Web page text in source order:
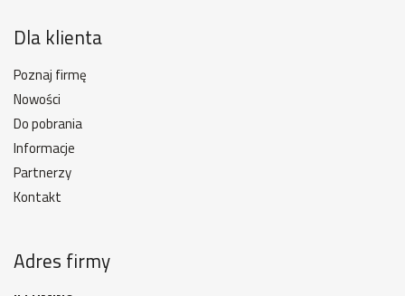
Dla klienta
Poznaj firmę
Nowości
Do pobrania
Informacje
Partnerzy
Kontakt
Adres firmy